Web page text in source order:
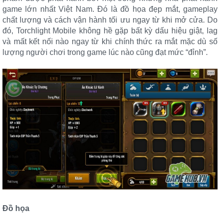
game lớn nhất Việt Nam. Đó là đồ họa đẹp mắt, gameplay
chất lượng và cách vận hành tối ưu ngay từ khi mở cửa. Do
đó, Torchlight Mobile không hề gặp bất kỳ dấu hiệu giật, lag
và mất kết nối nào ngay từ khi chính thức ra mắt mặc dù số
lượng người chơi trong game lúc nào cũng đạt mức “đỉnh”.
Đồ họa